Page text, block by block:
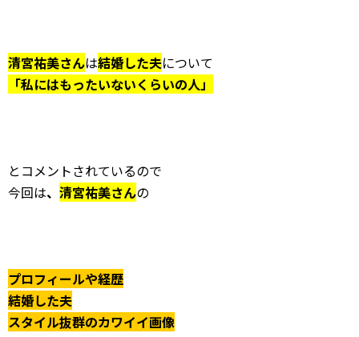
清宮祐美さんは結婚した夫について
「私にはもったいないくらいの人」
とコメントされているので
今回は、 清宮祐美さんの
プロフィールや経歴
結婚した夫
スタイル抜群のカワイイ画像